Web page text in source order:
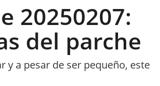
20250207:
del parche
y a pesar de ser pequeño, este